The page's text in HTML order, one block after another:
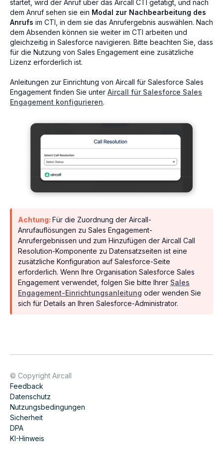
startet, wird der Anruf über das Aircall CTI getätigt, und nach
dem Anruf sehen sie ein Modal zur Nachbearbeitung des
Anrufs im CTI, in dem sie das Anrufergebnis auswählen. Nach
dem Absenden können sie weiter im CTI arbeiten und
gleichzeitig in Salesforce navigieren. Bitte beachten Sie, dass
für die Nutzung von Sales Engagement eine zusätzliche
Lizenz erforderlich ist.
Anleitungen zur Einrichtung von Aircall für Salesforce Sales
Engagement finden Sie unter Aircall für Salesforce Sales
Engagement konfigurieren.
Achtung: Für die Zuordnung der Aircall-
Anrufauflösungen zu Sales Engagement-
Anrufergebnissen und zum Hinzufügen der Aircall Call
Resolution-Komponente zu Datensatzseiten ist eine
zusätzliche Konfiguration auf Salesforce-Seite
erforderlich. Wenn Ihre Organisation Salesforce Sales
Engagement verwendet, folgen Sie bitte Ihrer Sales
Engagement-Einrichtungsanleitung oder wenden Sie
sich für Details an Ihren Salesforce-Administrator.
© Copyright Aircall
Feedback
Datenschutz
Nutzungsbedingungen
Sicherheit
DPA
KI-Hinweis